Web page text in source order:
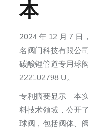
本
2024 年 12 月 7 日
名阀门科技有限公
碳酸锂管道专用球
222102798 U。
专利摘要显示，本
料技术领域，公开
球阀，包括阀体、